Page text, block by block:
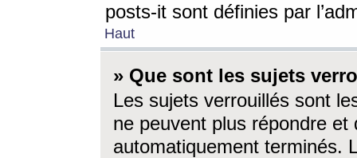
posts-it sont définies par
Haut
» Que sont les sujets
Les sujets verrouillés sont
ne peuvent plus répondre
automatiquement terminés.